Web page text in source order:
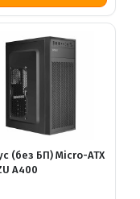
(без БП) Micro-ATX
A400